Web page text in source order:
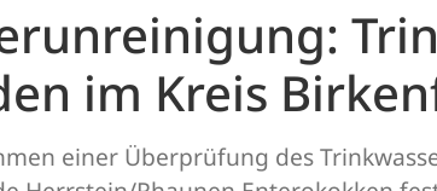
im Kreis
einer Überprüfung des